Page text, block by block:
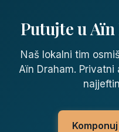
Putujte u
Naš lokalni tim
Aïn Draham.